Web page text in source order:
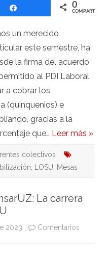
0
COMPARTIR
un merecido
este semestre, ha
la firma del acuerdo
al PDI Laboral
a cobrar los
(quinquenios) e
gracias a la
que… Leer más »
colectivos
LOSU Mesas
La carrera
2023
Comentarios